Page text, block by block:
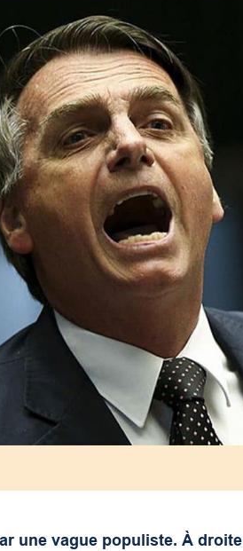
une vague populiste. À droite